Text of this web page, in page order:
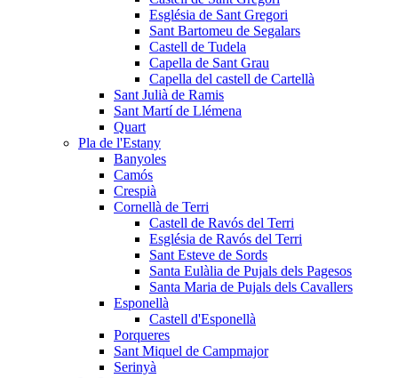
Església de Sant Gregori
Sant Bartomeu de Segalars
Castell de Tudela
Capella de Sant Grau
Capella del castell de Cartellà
Sant Julià de Ramis
Sant Martí de Llémena
Quart
Pla de l'Estany
Banyoles
Camós
Crespià
Cornellà de Terri
Castell de Ravós del Terri
Església de Ravós del Terri
Sant Esteve de Sords
Santa Eulàlia de Pujals dels Pagesos
Santa Maria de Pujals dels Cavallers
Esponellà
Castell d'Esponellà
Porqueres
Sant Miquel de Campmajor
Serinyà